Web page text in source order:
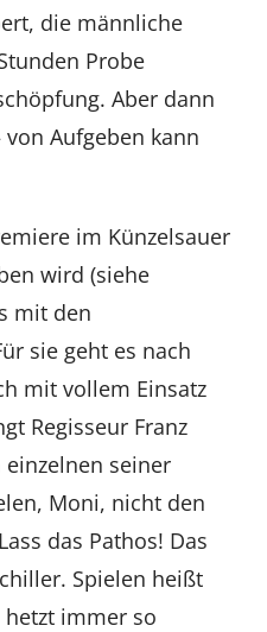
die männliche
Probe
Aber dann
Aufgeben kann
im Künzelsauer
wird (siehe
mit den
sie geht es nach
mit vollem Einsatz
Regisseur Franz
einzelnen seiner
Moni, nicht den
das Pathos! Das
Spielen heißt
immer so